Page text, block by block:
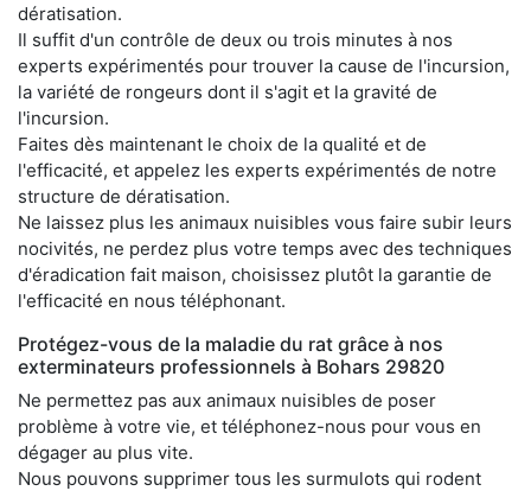
dératisation.
Il suffit d'un contrôle de deux ou trois minutes à nos
experts expérimentés pour trouver la cause de l'incursion,
la variété de rongeurs dont il s'agit et la gravité de
l'incursion.
Faites dès maintenant le choix de la qualité et de
l'efficacité, et appelez les experts expérimentés de notre
structure de dératisation.
Ne laissez plus les animaux nuisibles vous faire subir leurs
nocivités, ne perdez plus votre temps avec des techniques
d'éradication fait maison, choisissez plutôt la garantie de
l'efficacité en nous téléphonant.
Protégez-vous de la maladie du rat grâce à nos
exterminateurs professionnels à Bohars 29820
Ne permettez pas aux animaux nuisibles de poser
problème à votre vie, et téléphonez-nous pour vous en
dégager au plus vite.
Nous pouvons supprimer tous les surmulots qui rodent